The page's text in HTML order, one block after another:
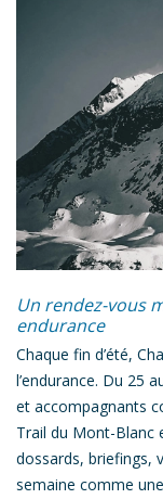
Un rendez-vous
endurance
Chaque fin d’été,
l’endurance. Du 25
et accompagnants
Trail du Mont-Blanc
dossards, briefings,
semaine comme